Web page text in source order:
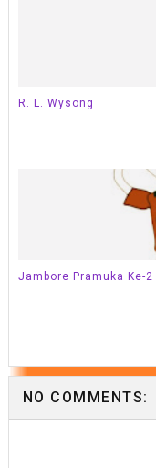
R. L. Wysong
Jambore Pramuka Ke-2
NO COMMENTS: